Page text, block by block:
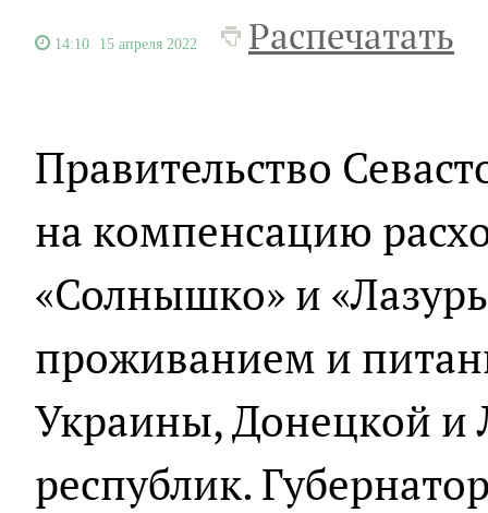
14:10 15 апреля 2022 Распечатать
Правительство
на компенсацию
«Солнышко» и
проживанием и
Украины, Донецкой и
республик.